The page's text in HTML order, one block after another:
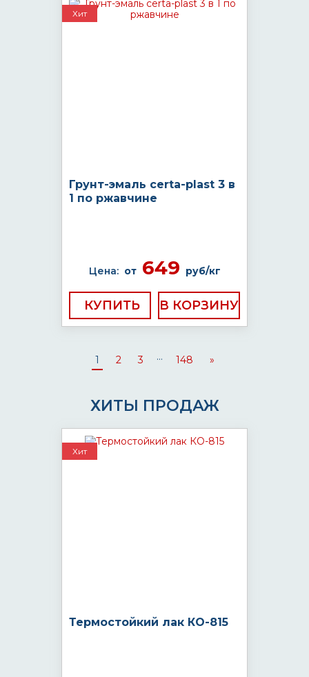
Хит
Грунт-эмаль certa-plast 3 в
1 по ржавчине
Цена: от649 руб/кг
КУПИТЬ
1 2 3 ... 148 »
ХИТЫ ПРОДАЖ
Хит
Термостойкий лак КО-815